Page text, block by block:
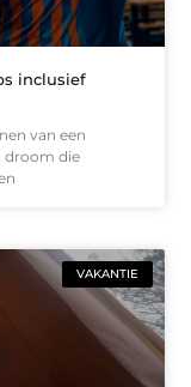
inclusief
van een
droom die
VAKANTIE